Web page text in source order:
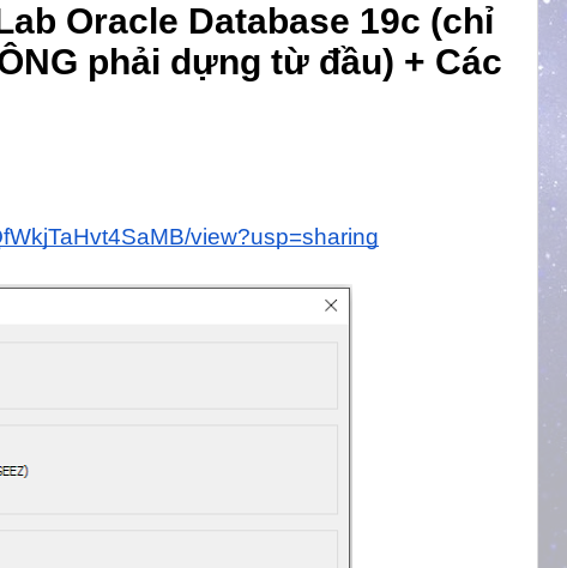
Oracle Database 19c (chỉ
phải dựng từ đầu) + Các
view?usp=sharing